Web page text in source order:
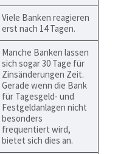
Viele Banken reagieren
erst nach 14 Tagen.
Manche Banken lassen
sich sogar 30 Tage für
Zinsänderungen Zeit.
Gerade wenn die Bank
für Tagesgeld- und
Festgeldanlagen nicht
besonders
frequentiert wird,
bietet sich dies an.